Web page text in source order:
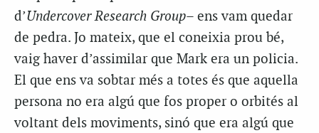
d’Undercover Research Group– ens vam quedar
de pedra. Jo mateix, que el coneixia prou bé,
vaig haver d’assimilar que Mark era un policia.
El que ens va sobtar més a totes és que aquella
persona no era algú que fos proper o orbités al
voltant dels moviments, sinó que era algú que